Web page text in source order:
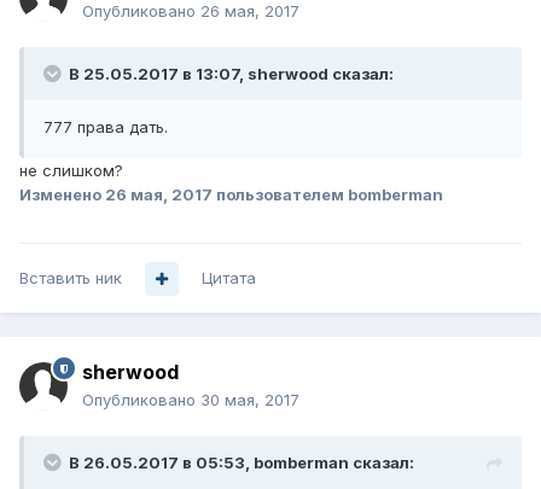
Опубликовано 26 мая, 2017
В 25.05.2017 в 13:07, sherwood сказал:
777 права дать.
не слишком?
Изменено 26 мая, 2017 пользователем bomberman
Вставить ник Цитата
sherwood
Опубликовано 30 мая, 2017
В 26.05.2017 в 05:53, bomberman сказал: